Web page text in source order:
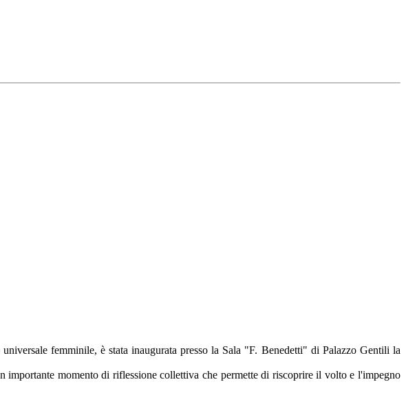
femminile, è stata inaugurata presso la Sala "F. Benedetti" di Palazzo Gentili la
momento di riflessione collettiva che permette di riscoprire il volto e l'impegno